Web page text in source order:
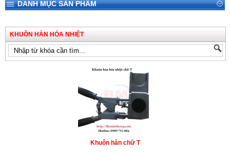
DANH MỤC SẢN PHẨM
KHUÔN HÀN HÓA NHIỆT
Khuôn hàn chữ T